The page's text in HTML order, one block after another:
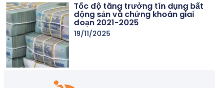
Tốc độ tăng trưởng tín dụng bất
động sản và chứng khoán giai
đoạn 2021-2025
19/11/2025